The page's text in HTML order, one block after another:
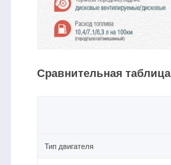
Сравнительная таблица
Тип двигателя